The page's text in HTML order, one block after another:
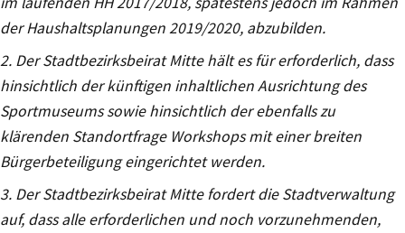
der Haushaltsplanungen 2019/2020, abzubilden.
2. Der Stadtbezirksbeirat Mitte hält es für erforderlich, dass
hinsichtlich der künftigen inhaltlichen Ausrichtung des
Sportmuseums sowie hinsichtlich der ebenfalls zu
klärenden Standortfrage Workshops mit einer breiten
Bürgerbeteiligung eingerichtet werden.
3. Der Stadtbezirksbeirat Mitte fordert die Stadtverwaltung
auf, dass alle erforderlichen und noch vorzunehmenden,